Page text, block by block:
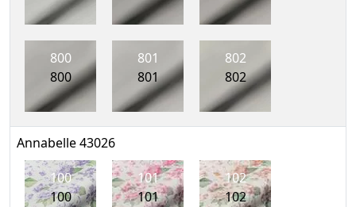
800
800
801
801
802
802
Annabelle 43026
100
100
101
101
102
102